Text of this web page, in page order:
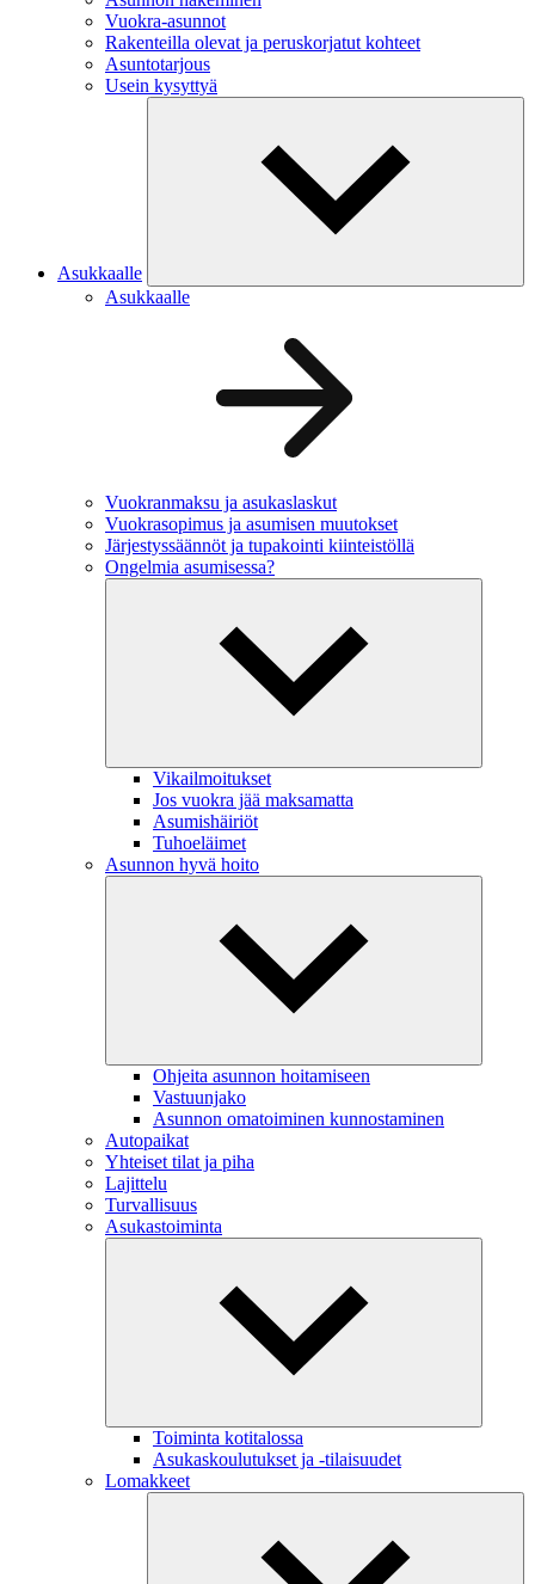
Vuokra-asunnot
Rakenteilla olevat ja peruskorjatut kohteet
Asuntotarjous
Usein kysyttyä
Asukkaalle
Asukkaalle
Vuokranmaksu ja asukaslaskut
Vuokrasopimus ja asumisen muutokset
Järjestyssäännöt ja tupakointi kiinteistöllä
Ongelmia asumisessa?
Vikailmoitukset
Jos vuokra jää maksamatta
Asumishäiriöt
Tuhoeläimet
Asunnon hyvä hoito
Ohjeita asunnon hoitamiseen
Vastuunjako
Asunnon omatoiminen kunnostaminen
Autopaikat
Yhteiset tilat ja piha
Lajittelu
Turvallisuus
Asukastoiminta
Toiminta kotitalossa
Asukaskoulutukset ja -tilaisuudet
Lomakkeet